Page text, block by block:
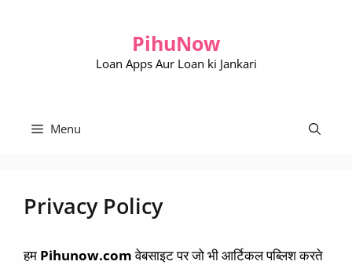
PihuNow
Loan Apps Aur Loan ki Jankari
Menu
Privacy Policy
हम Pihunow.comवेबसाइट पर जो भी आर्टिकल पब्लिश करते